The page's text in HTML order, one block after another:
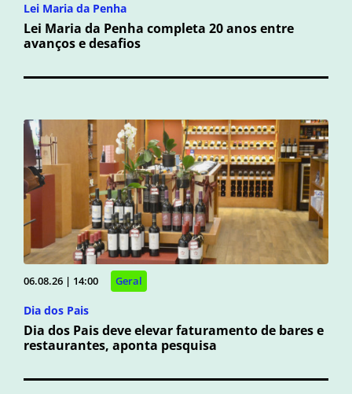
Lei Maria da Penha
Lei Maria da Penha completa 20 anos entre
avanços e desafios
06.08.26 | 14:00 Geral
Dia dos Pais
Dia dos Pais deve elevar faturamento de bares e
restaurantes, aponta pesquisa